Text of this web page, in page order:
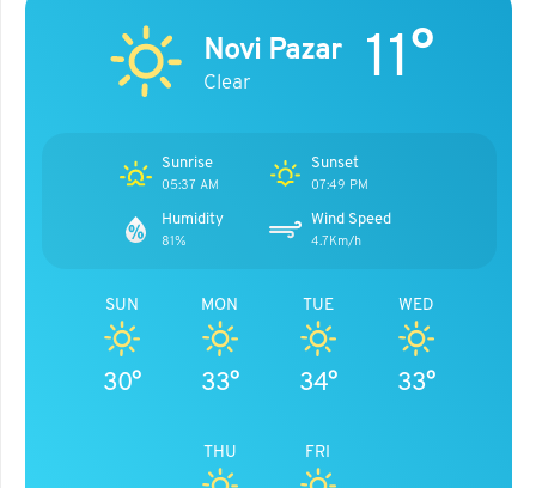
Novi Pazar
Clear 11°
Sunrise
05:37 AM
Sunset
07:49 PM
Humidity
81%
Wind Speed
4.7Km/h
SUN
30°
MON
33°
TUE
34°
WED
33°
THU FRI